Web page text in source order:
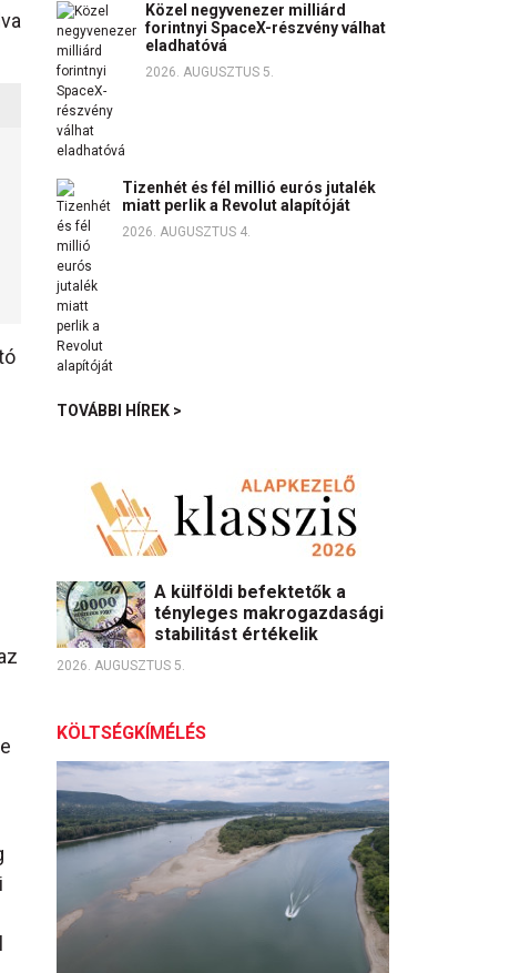
Közel negyvenezer milliárd
forintnyi SpaceX-részvény válhat
eladhatóvá
2026. AUGUSZTUS 5.
Tizenhét és fél millió eurós jutalék
miatt perlik a Revolut alapítóját
2026. AUGUSZTUS 4.
TOVÁBBI HÍREK >
A külföldi befektetők a
tényleges makrogazdasági
stabilitást értékelik
2026. AUGUSZTUS 5.
KÖLTSÉGKÍMÉLÉS